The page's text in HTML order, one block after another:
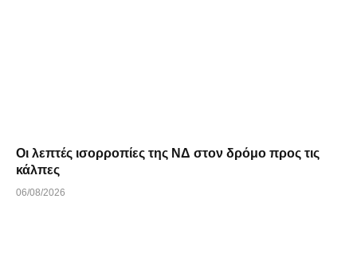
Οι λεπτές ισορροπίες της ΝΔ στον δρόμο προς τις
κάλπες
06/08/2026